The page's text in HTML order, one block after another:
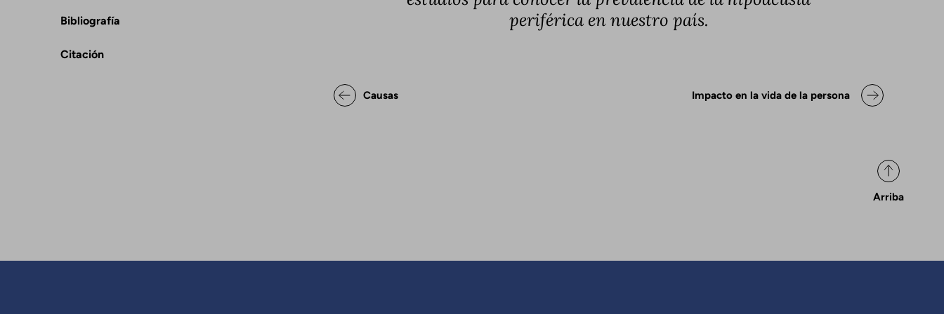
Bibliografía
Citación
periférica en nuestro país.
Enlaces transversales de Book para Declaración de
Causas
Arriba
Impacto en la vida de la persona